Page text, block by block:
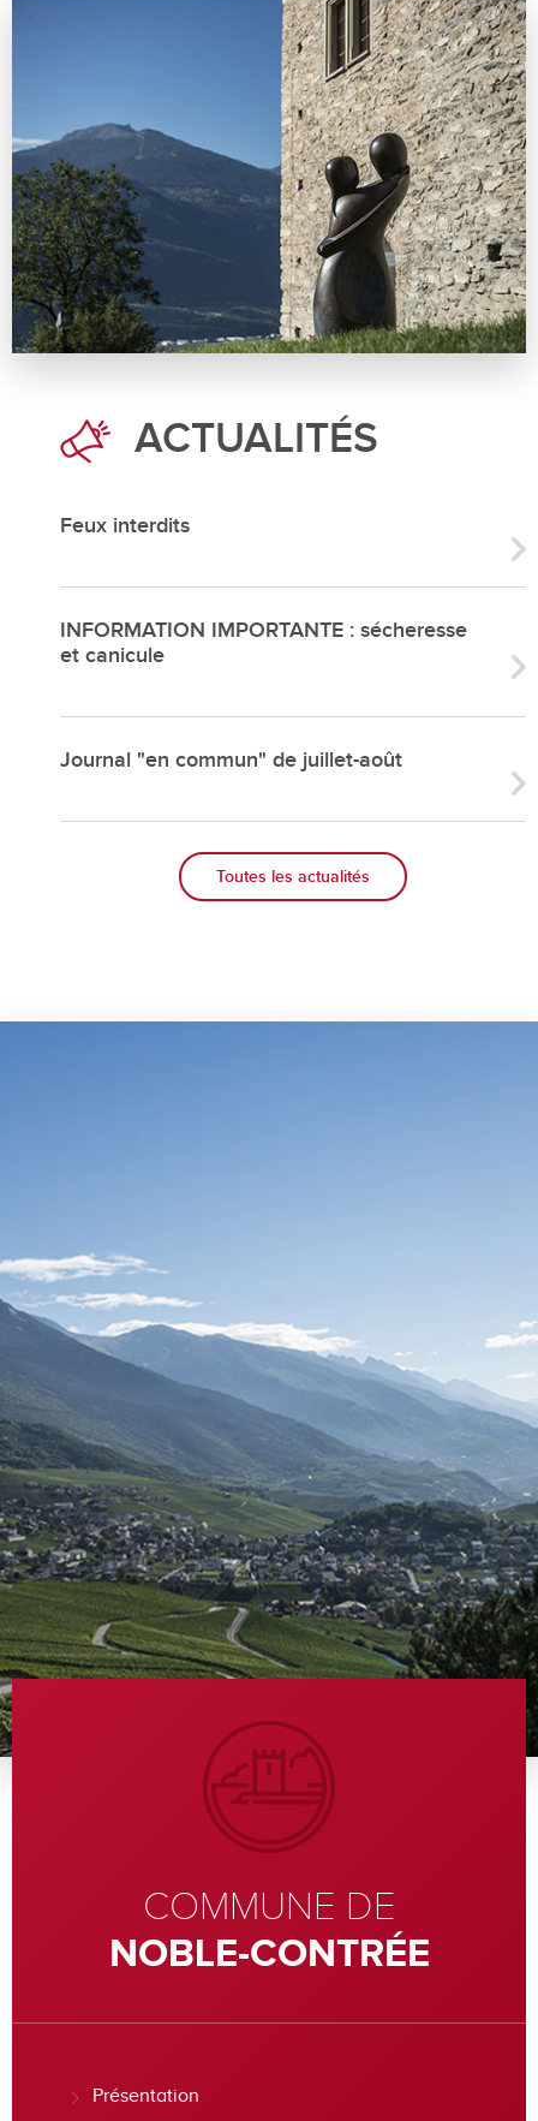
ACTUALITÉS
Feux interdits
INFORMATION IMPORTANTE : sécheresse
et canicule
Journal "en commun" de juillet-août
Toutes les actualités
COMMUNE DE
NOBLE-CONTRÉE
Présentation